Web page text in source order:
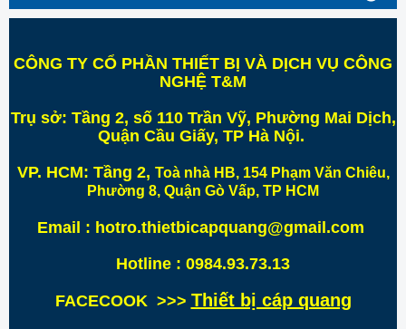
CÔNG TY CỔ PHẦN THIẾT BỊ VÀ DỊCH VỤ CÔNG
NGHỆ T&M
Trụ sở: Tầng 2, số 110 Trần Vỹ, Phường Mai Dịch,
Quận Cầu Giấy, TP Hà Nội.
VP. HCM: Tầng 2, Toà nhà HB, 154 Phạm Văn Chiêu,
Phường 8, Quận Gò Vấp, TP HCM
Email : hotro.thietbicapquang@gmail.com
Hotline : 0984.93.73.13
FACECOOK >>> Thiết bị cáp quang